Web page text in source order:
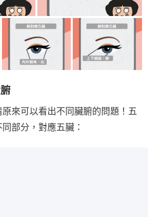
來可以看出不同臟腑的問題！五
部分，對應五臟：